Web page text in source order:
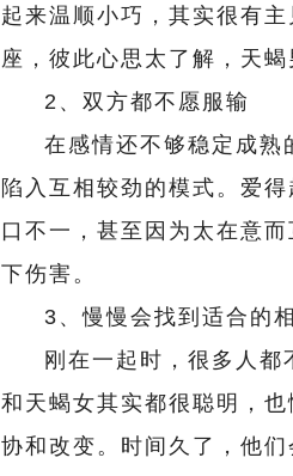
起来温顺小巧，其实很有
座，彼此心思太了解，天
2、双方都不愿服输
在感情还不够稳定成熟
陷入互相较劲的模式。爱
口不一，甚至因为太在意
下伤害。
3、慢慢会找到适合的
刚在一起时，很多人都
和天蝎女其实都很聪明，
协和改变。时间久了，他